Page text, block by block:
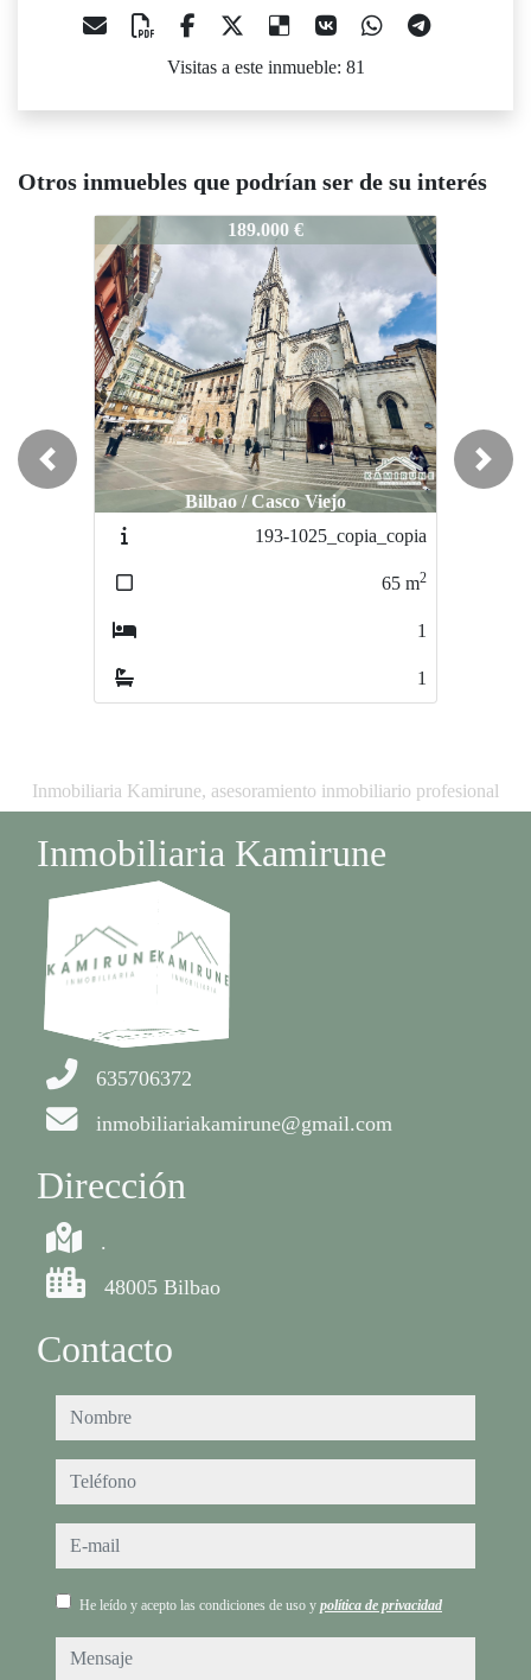
Visitas a este inmueble: 81
Otros inmuebles que podrían ser de su interés
189.000 €
Bilbao / Casco Viejo
193-1025_copia_copia
314-0526 189.000 €
Bilbao / Casco Viejo
193-1025_copia
65
Previous Next
Inmobiliaria Kamirune, asesoramiento inmobiliario profesional
Inmobiliaria Kamirune
635706372
inmobiliariakamirune@gmail.com
Dirección
.
48005 Bilbao
Contacto
nombre
teléfono
e-mail
He leído y acepto las condiciones de uso y política de privacidad
mensaje